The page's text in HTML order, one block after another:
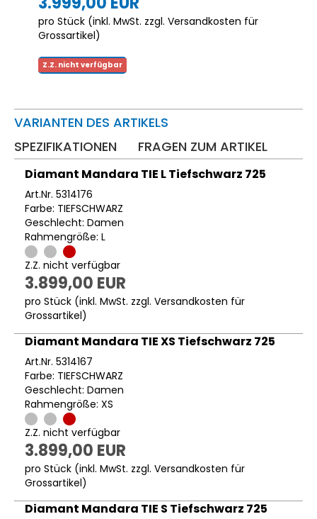
pro Stück (inkl. MwSt. zzgl. Versandkosten für
Grossartikel)
Z.Z. nicht verfügbar
VARIANTEN DES ARTIKELS
SPEZIFIKATIONEN
FRAGEN ZUM ARTIKEL
Diamant Mandara TIE L Tiefschwarz 725
Art.Nr. 5314176
Farbe: TIEFSCHWARZ
Geschlecht: Damen
Rahmengröße: L
Z.Z. nicht verfügbar
3.899,00 EUR
pro Stück (inkl. MwSt. zzgl. Versandkosten für
Grossartikel)
Diamant Mandara TIE XS Tiefschwarz 725
Art.Nr. 5314167
Farbe: TIEFSCHWARZ
Geschlecht: Damen
Rahmengröße: XS
Z.Z. nicht verfügbar
3.899,00 EUR
pro Stück (inkl. MwSt. zzgl. Versandkosten für
Grossartikel)
Diamant Mandara TIE S Tiefschwarz 725